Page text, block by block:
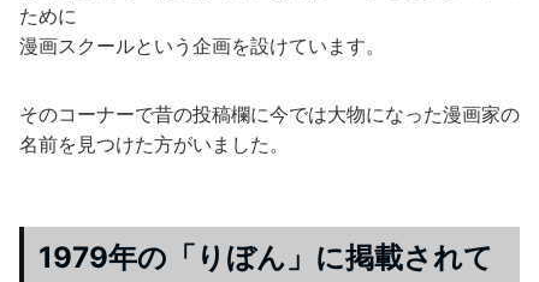
ために
漫画スクールという企画を設けています。
そのコーナーで昔の投稿欄に今では大物になった漫画家の
名前を見つけた方がいました。
1979年の「りぼん」に掲載されて